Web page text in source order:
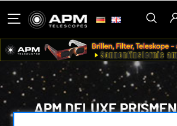
APM DELUXE